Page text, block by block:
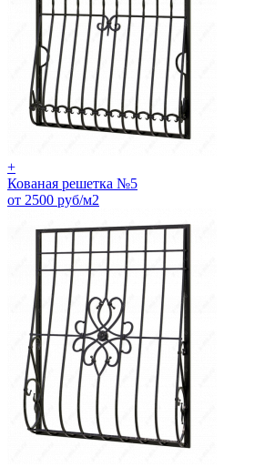
+
Кованая решетка №5
от 2500 руб/м2